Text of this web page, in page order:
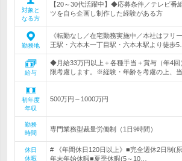
対象と
なる方
【20～30代活躍中】◆応募条件／テレビ番
ツを自ら企画し制作した経験がある方
勤務地
《転勤なし／在宅勤務実施中／本社はフリ
王駅・六本木一丁目駅・六本木駅より徒歩5…
給与
◆月給33万円以上＋各種手当＋賞与（年4
限考慮します。※経験・年齢を考慮の上、
初年度
年収
500万円～1000万円
勤務
時間
専門業務型裁量労働制（1日9時間）
休日
休暇
# 《年間休日120日以上》■完全週休2日制(
年末年始休暇■夏季休暇(5～10…